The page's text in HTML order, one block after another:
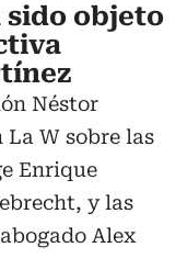
sido objeto
Néstor
W sobre las
Enrique
y las
Alex